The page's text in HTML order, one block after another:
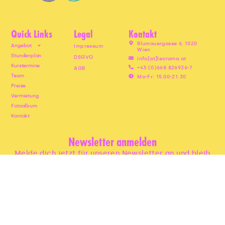
Quick Links
Angebot
Stundenplan
Kurstermine
Team
Preise
Vermietung
Fotoalbum
Kontakt
Legal
Impressum
DSGVO
AGB
Kontakt
Blumauergasse 6, 1020
Wien
info[at]leorama.at
+43 (0)668 826936-7
Mo-Fr: 15.00-21.30
Newsletter anmelden
Melde dich jetzt für unseren Newsletter an und bleib